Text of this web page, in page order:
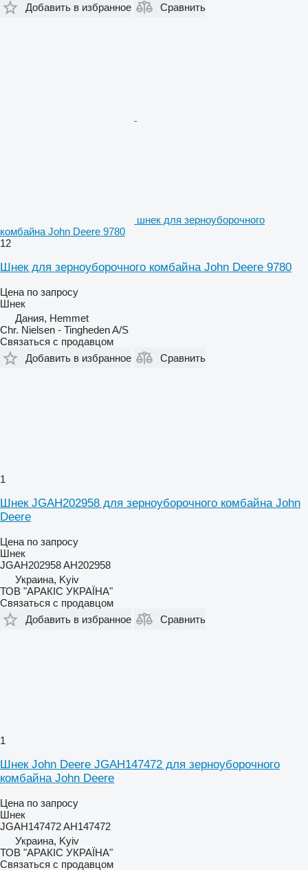
Добавить в избранное
Сравнить
шнек для зерноуборочного
комбайна John Deere 9780
12
Шнек для зерноуборочного комбайна John Deere 9780
Цена по запросу
Шнек
Дания, Hemmet
Chr. Nielsen - Tingheden A/S
Связаться с продавцом
Добавить в избранное
Сравнить
1
Шнек JGAH202958 для зерноуборочного комбайна John
Deere
Цена по запросу
Шнек
JGAH202958 AH202958
Украина, Kyiv
ТОВ "АРАКІС УКРАЇНА"
Связаться с продавцом
Добавить в избранное
Сравнить
1
Шнек John Deere JGAH147472 для зерноуборочного
комбайна John Deere
Цена по запросу
Шнек
JGAH147472 AH147472
Украина, Kyiv
ТОВ "АРАКІС УКРАЇНА"
Связаться с продавцом